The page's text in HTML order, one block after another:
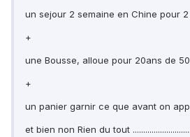
un sejour 2 semaine en Chine pour
+
une Bousse, alloue pour 20ans de
+
un panier garnir ce que avant on
et bien non Rien du tout